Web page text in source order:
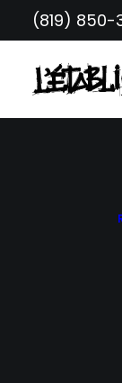
(819) 850-
RETOUR